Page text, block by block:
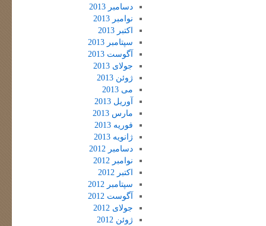
دسامبر 2013
نوامبر 2013
اکتبر 2013
سپتامبر 2013
آگوست 2013
جولای 2013
ژوئن 2013
می 2013
آوریل 2013
مارس 2013
فوریه 2013
ژانویه 2013
دسامبر 2012
نوامبر 2012
اکتبر 2012
سپتامبر 2012
آگوست 2012
جولای 2012
ژوئن 2012